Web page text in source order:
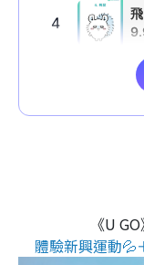
《U
體驗新興運動💦